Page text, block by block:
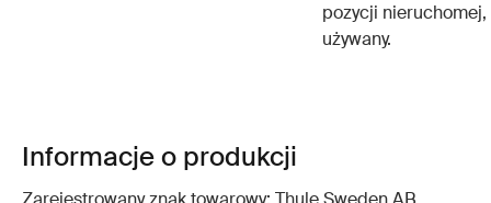
pozycji
używany.
Informacje o produkcji